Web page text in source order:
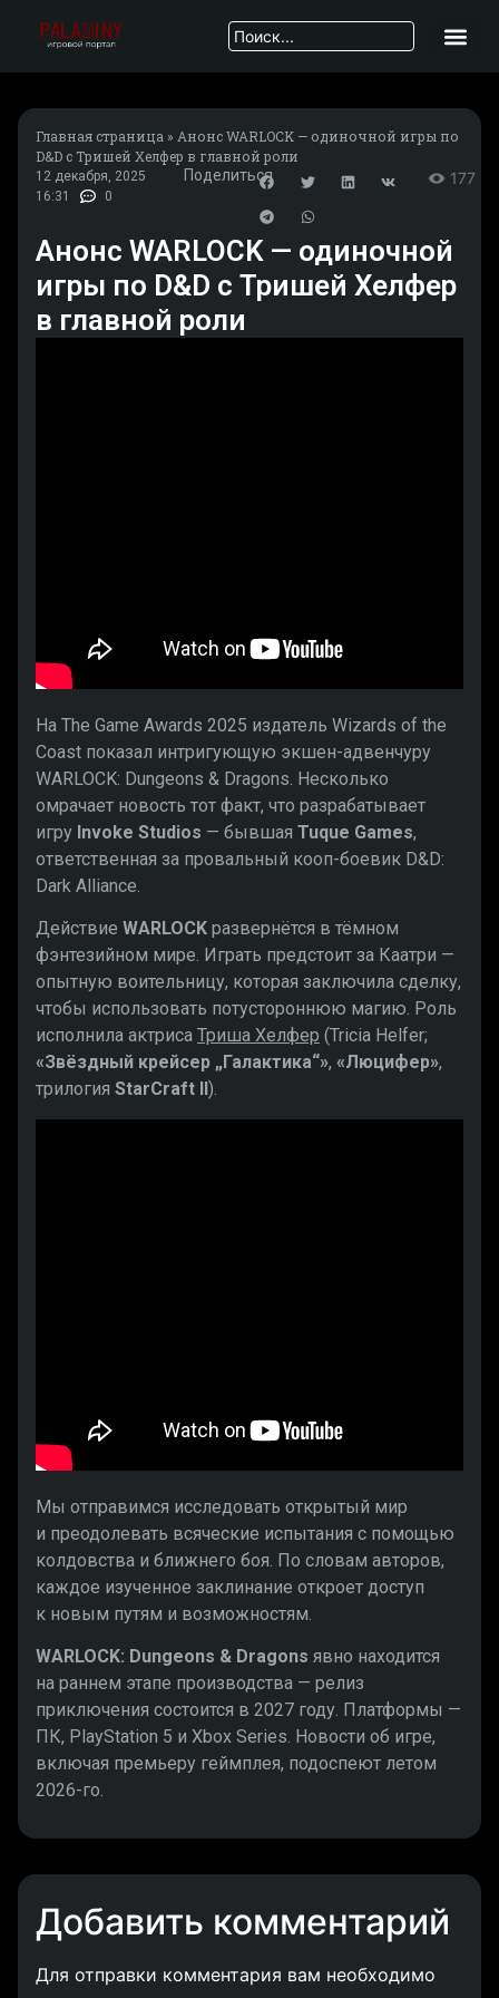
Главная страница » Анонс WARLOCK — одиночной игры по
D&D с Тришей Хелфер в главной роли
12 декабря, 2025
16:31
0
Поделиться 177
Анонс WARLOCK — одиночной
игры по D&D с Тришей Хелфер
в главной роли
На The Game Awards 2025 издатель Wizards of the
Coast показал интригующую экшен-адвенчуру
WARLOCK: Dungeons & Dragons. Несколько
омрачает новость тот факт, что разрабатывает
игру Invoke Studios — бывшая Tuque Games,
ответственная за провальный кооп-боевик D&D:
Dark Alliance.
Действие WARLOCK развернётся в тёмном
фэнтезийном мире. Играть предстоит за Каатри —
опытную воительницу, которая заключила сделку,
чтобы использовать потустороннюю магию. Роль
исполнила актриса Триша Хелфер (Tricia Helfer;
«Звёздный крейсер „Галактика“», «Люцифер»,
трилогия StarCraft II ).
Мы отправимся исследовать открытый мир
и преодолевать всяческие испытания с помощью
колдовства и ближнего боя. По словам авторов,
каждое изученное заклинание откроет доступ
к новым путям и возможностям.
WARLOCK: Dungeons & Dragons явно находится
на раннем этапе производства — релиз
приключения состоится в 2027 году. Платформы —
ПК, PlayStation 5 и Xbox Series. Новости об игре,
включая премьеру геймплея, подоспеют летом
2026-го.
Добавить комментарий
Для отправки комментария вам необходимо